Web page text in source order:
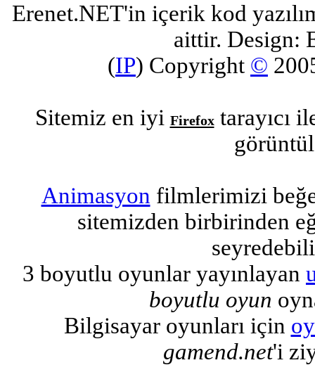
Erenet.NET'in içerik kod
aittir. Design:
(IP) Copyright ©
Sitemiz en iyi Firefoxtarayıcı
Animasyon filmlerimizi
sitemizden birbirinden
3 boyutlu oyunlar yayınlayan
boyutlu oyun
Bilgisayar oyunları için
gamend.net'i